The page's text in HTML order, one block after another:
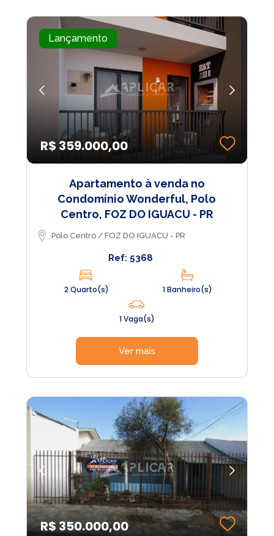
Lançamento
R$ 359.000,00
Apartamento à venda no
Condomínio Wonderful, Polo
Centro, FOZ DO IGUACU - PR
Polo Centro / FOZ DO IGUACU - PR
Ref: 5368
2 Quarto(s) 1 Banheiro(s)
1 Vaga(s)
Ver mais
R$ 350.000,00